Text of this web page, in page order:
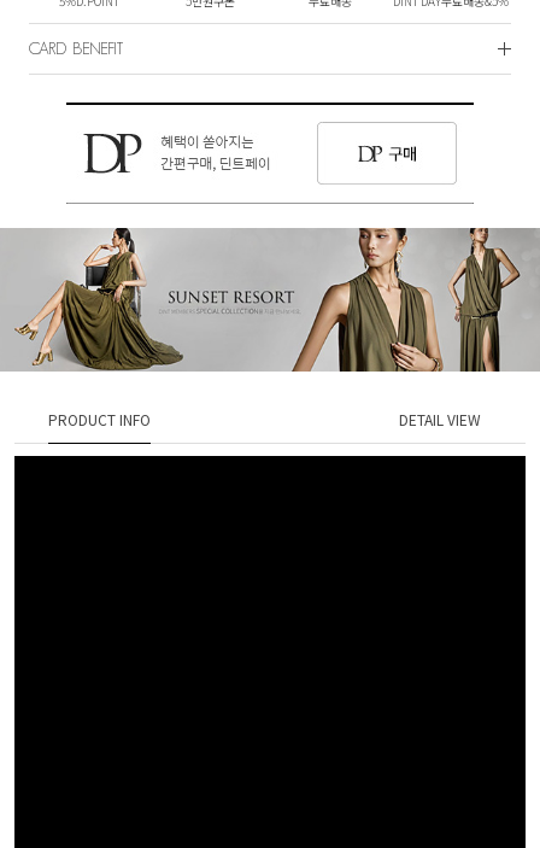
CARD BENEFIT
PRODUCT INFO DETAIL VIEW